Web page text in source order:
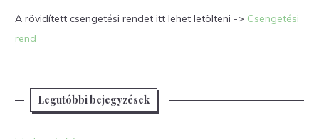
A rövidített csengetési rendet itt lehet letölteni -> Csengetési
rend
Legutóbbi bejegyzések